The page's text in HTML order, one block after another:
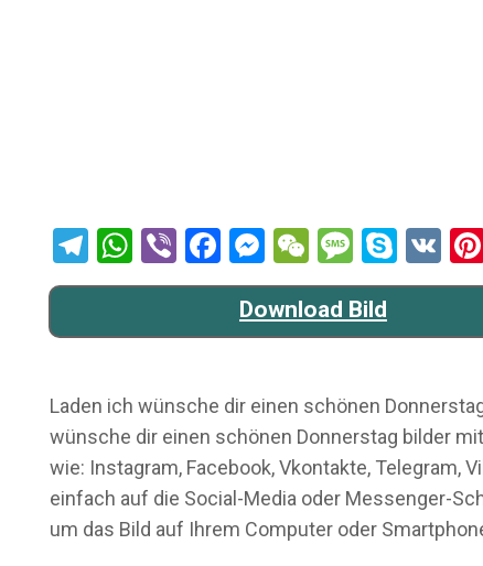
Telegram
WhatsApp
ViberFacebook
Messenger
WeChat
Download Bild
Laden ich wünsche dir einen schönen
wünsche dir einen schönen Donnerstag bilder
wie: Instagram, Facebook, Vkontakte, Telegram,
einfach auf die Social-Media oder Messenger-
um das Bild auf Ihrem Computer oder